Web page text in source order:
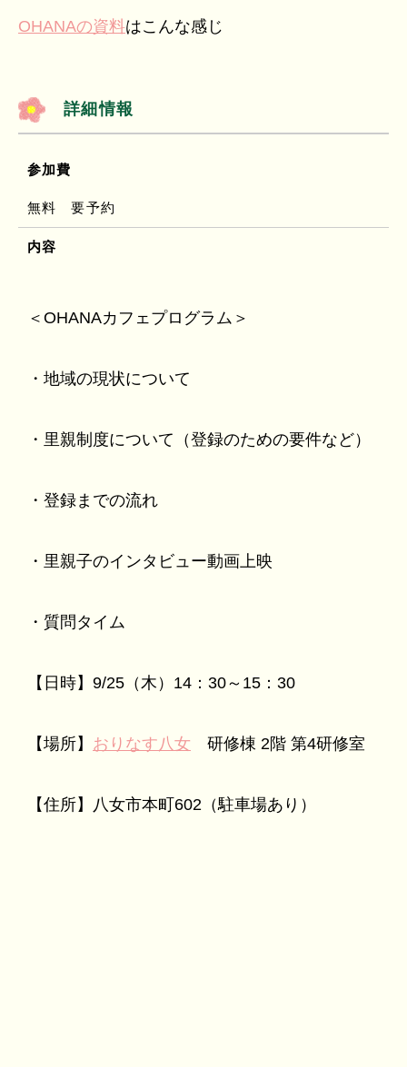
OHANAの資料はこんな感じ
詳細情報
参加費
無料 要予約
内容
＜OHANAカフェプログラム＞
・地域の現状について
・里親制度について（登録のための要件など）
・登録までの流れ
・里親子のインタビュー動画上映
・質問タイム
【日時】9/25（木）14：30～15：30
【場所】 おりなす八女 研修棟 2階 第4研修室
【住所】八女市本町602（駐車場あり）